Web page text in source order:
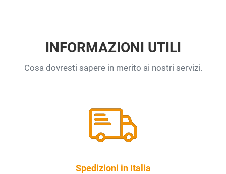
INFORMAZIONI UTILI
Cosa dovresti sapere in merito ai nostri servizi.
Spedizioni in Italia